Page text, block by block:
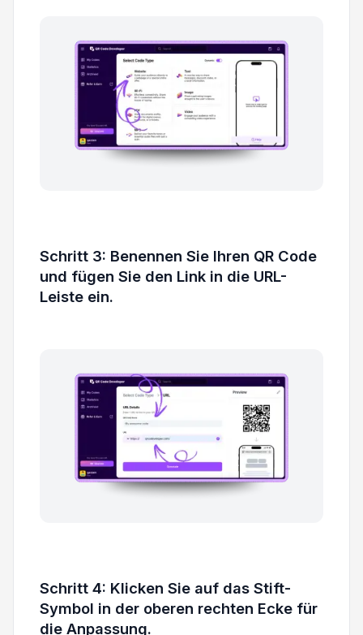
Schritt 3: Benennen Sie Ihren QR Code
und fügen Sie den Link in die URL-
Leiste ein.
Schritt 4: Klicken Sie auf das Stift-
Symbol in der oberen rechten Ecke für
die Anpassung.